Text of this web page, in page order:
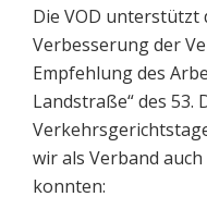
Die VOD unterstützt
Verbesserung der
Empfehlung des
Landstraße“ des 53.
wir als Verband
konnten: